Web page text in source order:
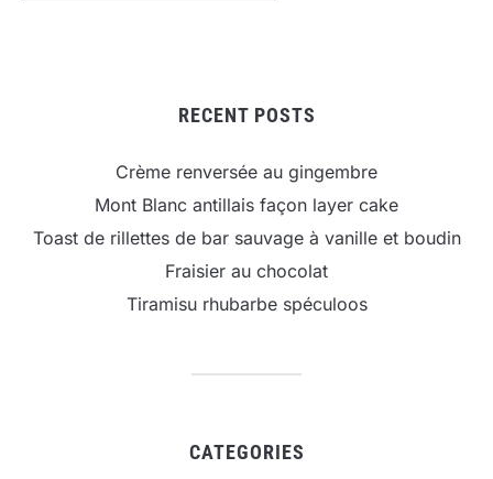
RECENT POSTS
Crème renversée au gingembre
Mont Blanc antillais façon layer cake
Toast de rillettes de bar sauvage à vanille et boudin
Fraisier au chocolat
Tiramisu rhubarbe spéculoos
CATEGORIES